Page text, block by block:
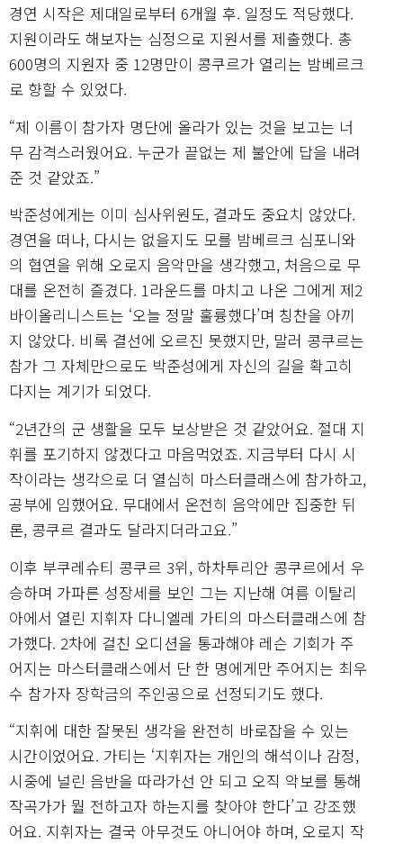
경연 시작은 제대일로부터 6개월 후. 일정도 적당했다.
지원이라도 해보자는 심정으로 지원서를 제출했다. 총
600명의 지원자 중 12명만이 콩쿠르가 열리는 밤베르크
로 향할 수 있었다.
“제 이름이 참가자 명단에 올라가 있는 것을 보고는 너
무 감격스러웠어요. 누군가 끝없는 제 불안에 답을 내려
준 것 같았죠.”
박준성에게는 이미 심사위원도, 결과도 중요치 않았다.
경연을 떠나, 다시는 없을지도 모를 밤베르크 심포니와
의 협연을 위해 오로지 음악만을 생각했고, 처음으로 무
대를 온전히 즐겼다. 1라운드를 마치고 나온 그에게 제2
바이올리니스트는 ‘오늘 정말 훌륭했다’며 칭찬을 아끼
지 않았다. 비록 결선에 오르진 못했지만, 말러 콩쿠르는
참가 그 자체만으로도 박준성에게 자신의 길을 확고히
다지는 계기가 되었다.
“2년간의 군 생활을 모두 보상받은 것 같았어요. 절대 지
휘를 포기하지 않겠다고 마음먹었죠. 지금부터 다시 시
작이라는 생각으로 더 열심히 마스터클래스에 참가하고,
공부에 임했어요. 무대에서 온전히 음악에만 집중한 뒤
론, 콩쿠르 결과도 달라지더라고요.”
이후 부쿠레슈티 콩쿠르 3위, 하차투리안 콩쿠르에서 우
승하며 가파른 성장세를 보인 그는 지난해 여름 이탈리
아에서 열린 지휘자 다니엘레 가티의 마스터클래스에 참
가했다. 2차에 걸친 오디션을 통과해야 레슨 기회가 주
어지는 마스터클래스에서 단 한 명에게만 주어지는 최우
수 참가자 장학금의 주인공으로 선정되기도 했다.
“지휘에 대한 잘못된 생각을 완전히 바로잡을 수 있는
시간이었어요. 가티는 ‘지휘자는 개인의 해석이나 감정,
시중에 널린 음반을 따라가선 안 되고 오직 악보를 통해
작곡가가 뭘 전하고자 하는지를 찾아야 한다’고 강조했
어요. 지휘자는 결국 아무것도 아니어야 하며, 오로지 작